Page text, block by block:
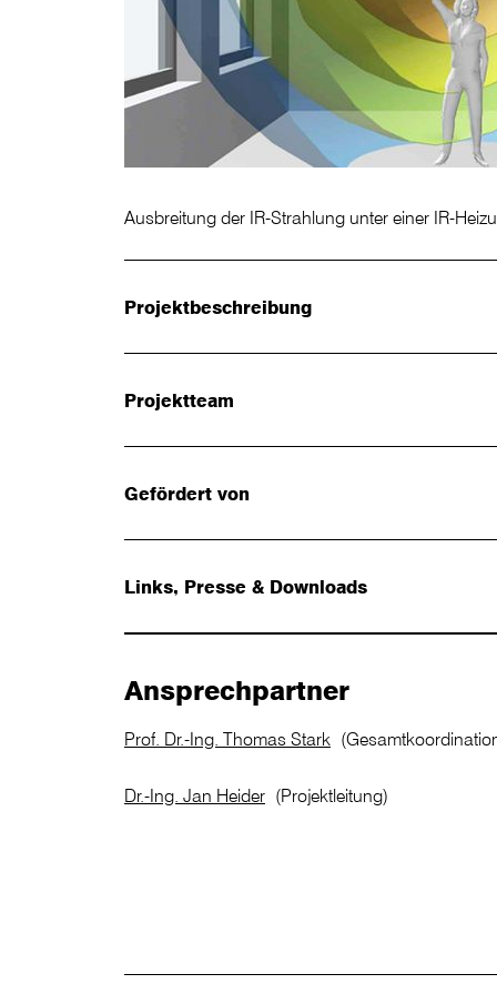
Ausbreitung der IR-Strahlung unter einer IR-
Projektbeschreibung
Projektteam
Gefördert von
Links, Presse & Downloads
Ansprechpartner
Prof. Dr.-Ing. Thomas Stark
Dr.-Ing. Jan Heider (Projektleitung)